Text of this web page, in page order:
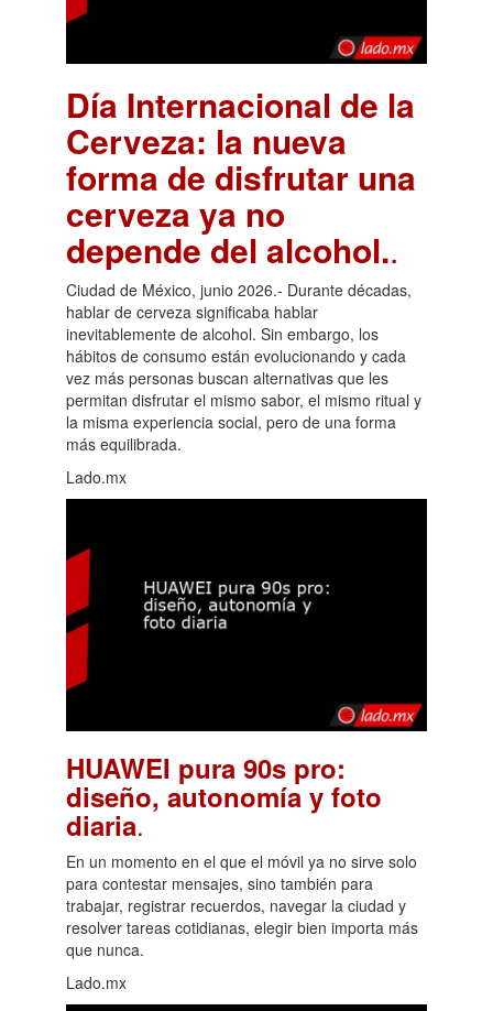
Día Internacional de la
Cerveza: la nueva
forma de disfrutar una
cerveza ya no
depende del alcohol..
Ciudad de México, junio 2026.- Durante décadas,
hablar de cerveza significaba hablar
inevitablemente de alcohol. Sin embargo, los
hábitos de consumo están evolucionando y cada
vez más personas buscan alternativas que les
permitan disfrutar el mismo sabor, el mismo ritual y
la misma experiencia social, pero de una forma
más equilibrada.
Lado.mx
HUAWEI pura 90s pro:
diseño, autonomía y foto
diaria.
En un momento en el que el móvil ya no sirve solo
para contestar mensajes, sino también para
trabajar, registrar recuerdos, navegar la ciudad y
resolver tareas cotidianas, elegir bien importa más
que nunca.
Lado.mx